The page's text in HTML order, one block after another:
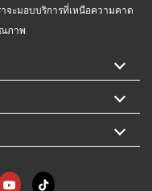
จะมอบบริการที่เหนือความคาด
ภาพ